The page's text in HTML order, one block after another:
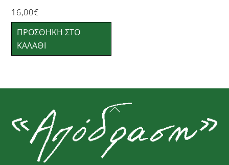
16,00€
ΠΡΟΣΘΉΚΗ ΣΤΟ
ΚΑΛΆΘΙ
Back
Top